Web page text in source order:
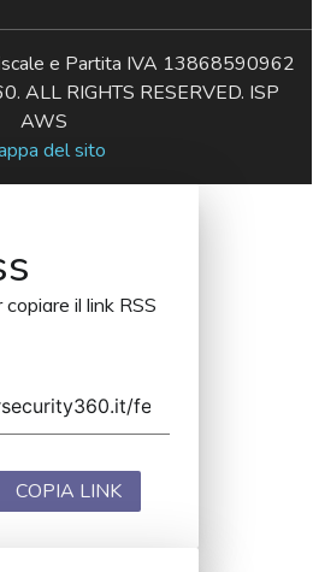
e Partita IVA 13868590962
ALL RIGHTS RESERVED. ISP
AWS
del sito
il link RSS
COPIA LINK